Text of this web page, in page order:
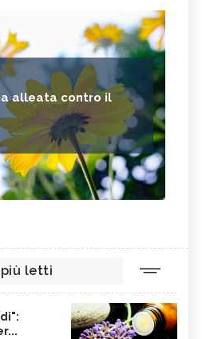
alleata contro il
I più letti